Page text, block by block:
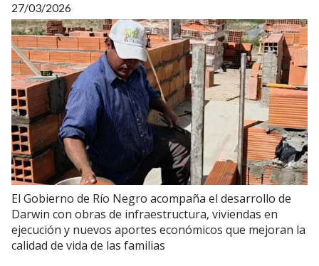
27/03/2026
El Gobierno de Río Negro acompaña el desarrollo de
Darwin con obras de infraestructura, viviendas en
ejecución y nuevos aportes económicos que mejoran la
calidad de vida de las familias